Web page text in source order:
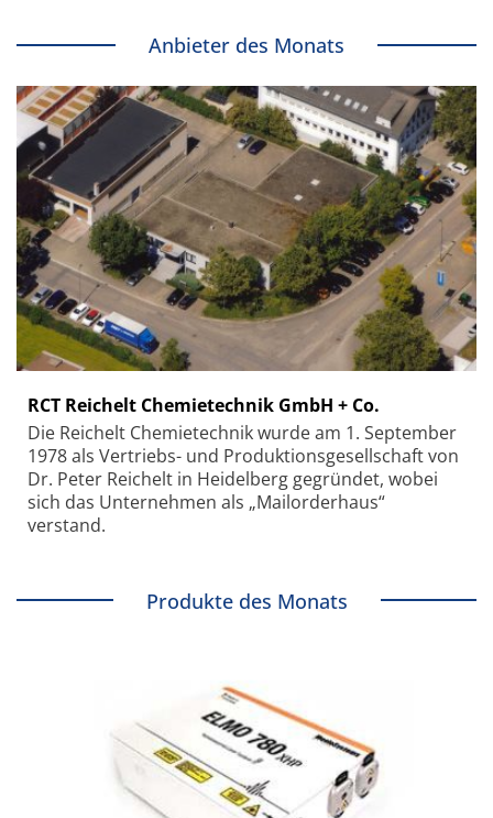
Anbieter des Monats
RCT Reichelt Chemietechnik GmbH + Co.
Die Reichelt Chemietechnik wurde am 1. September
1978 als Vertriebs- und Produktionsgesellschaft von
Dr. Peter Reichelt in Heidelberg gegründet, wobei
sich das Unternehmen als „Mailorderhaus“
verstand.
Produkte des Monats